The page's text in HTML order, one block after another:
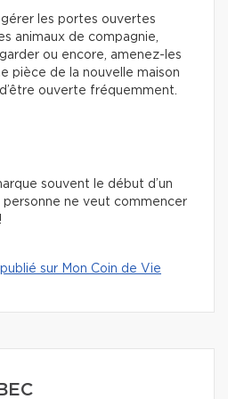
les portes ouvertes
animaux de compagnie,
ou encore, amenez-les
pièce de la nouvelle maison
d’être ouverte fréquemment.
souvent le début d’un
ne veut commencer
sur Mon Coin de Vie